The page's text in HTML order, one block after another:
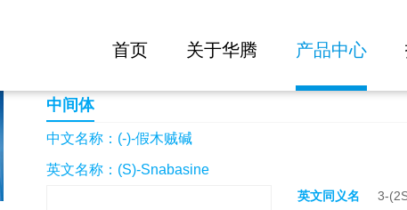
首页 关于华腾 产品中心
中间体
中文名称：(-)-假木贼碱
英文名称：(S)-Snabasine
英文同义名 3-